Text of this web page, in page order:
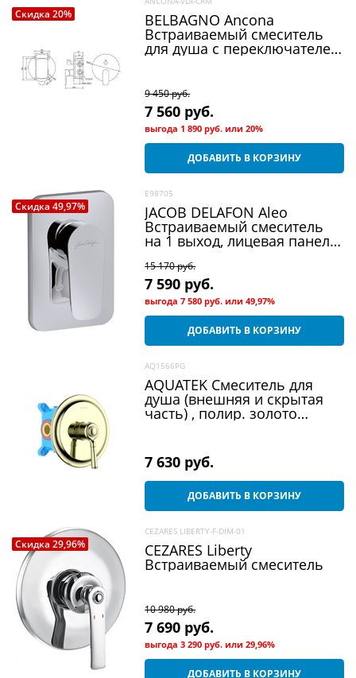
Скидка 20% BELBAGNO Ancona
Встраиваемый смеситель
для душа с переключателем
9 450 руб.
7 560 руб.
выгода 1 890 руб. или20%
ДОБАВИТЬ В КОРЗИНУ
Скидка 49,97%
E98705
JACOB DELAFON Aleo
Встраиваемый смеситель
на 1 выход, лицевая панель
15 170 руб.
7 590 руб.
выгода7 580 руб. или49,97%
ДОБАВИТЬ В КОРЗИНУ
AQ1566PG
AQUATEK Смеситель для
душа (внешняя и скрытая
часть) , полир. золото
7 630 руб.
ДОБАВИТЬ В КОРЗИНУ
Скидка 29,96%
CEZARES LIBERTY-F-DIM-01
CEZARES Liberty
Встраиваемый смеситель
10 980 руб.
7 690 руб.
выгода3 290 руб. или29,96%
ДОБАВИТЬ В КОРЗИНУ